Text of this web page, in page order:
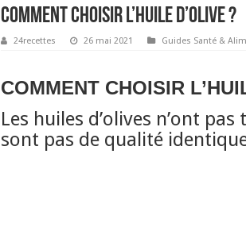
COMMENT CHOISIR L’HUILE D’OLIVE ?
24recettes 26 mai 2021 Guides Santé &
COMMENT CHOISIR
Les huiles d’olives n’ont
sont pas de qualité